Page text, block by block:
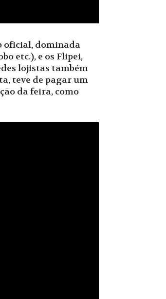
oficial, dominada
etc.), e os Flipei,
lojistas também
teve de pagar um
da feira, como